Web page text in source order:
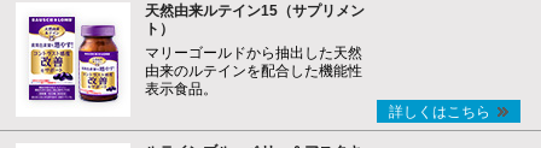
天然由来ルテイン15（サプリメン
ト）
マリーゴールドから抽出した天然
由来のルテインを配合した機能性
表示食品。
詳しくはこちら